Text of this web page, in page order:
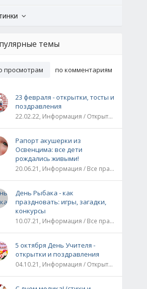
темы
просмотрам по комментариям
23 февраля - открытки, тосты и
поздравления
22.02.22, Информация / Открытки / Все праздники
Рапорт акушерки из
Освенцима: все дети
рождались живыми!
20.06.21, Информация / Все праздники / Рассказы и истории
День Рыбака - как
праздновать: игры, загадки,
конкурсы
10.07.21, Информация / Все праздники
5 октября День Учителя -
открытки и поздравления
04.10.21, Информация / Открытки / Все праздники